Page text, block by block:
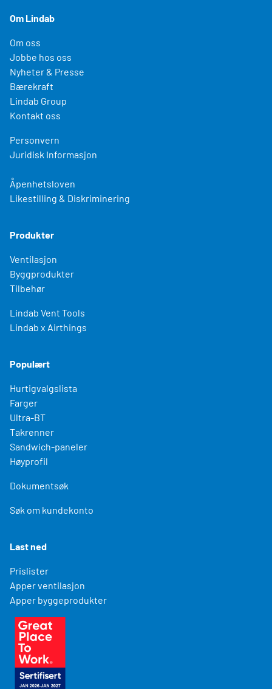
Om Lindab
Om oss
Jobbe hos oss
Nyheter & Presse
Bærekraft
Lindab Group
Kontakt oss
Personvern
Juridisk Informasjon
Åpenhetsloven
Likestilling & Diskriminering
Produkter
Ventilasjon
Byggprodukter
Tilbehør
Lindab Vent Tools
Lindab x Airthings
Populært
Hurtigvalgslista
Farger
Ultra-BT
Takrenner
Sandwich-paneler
Høyprofil
Dokumentsøk
Søk om kundekonto
Last ned
Prislister
Apper ventilasjon
Apper byggeprodukter